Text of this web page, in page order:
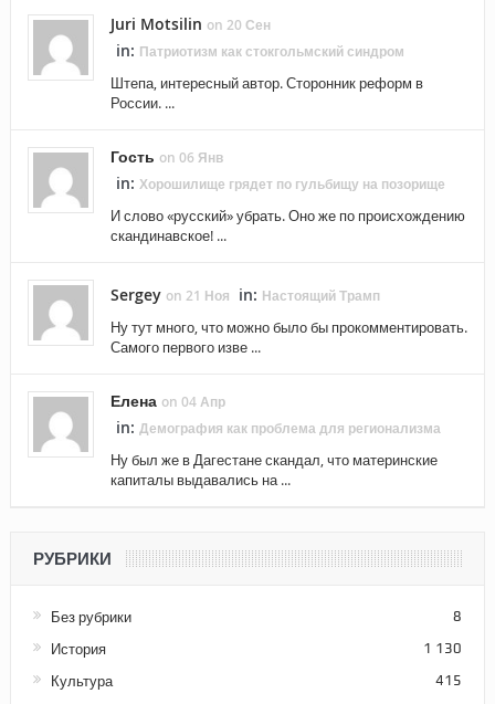
Juri Motsilin on 20 Сен
in: Патриотизм как стокгольмский синдром
Штепа, интересный автор. Сторонник реформ в
России. ...
Гость on 06 Янв
in: Хорошилище грядет по гульбищу на позорище
И слово «русский» убрать. Оно же по происхождению
скандинавское! ...
Sergey on 21 Ноя in: Настоящий Трамп
Ну тут много, что можно было бы прокомментировать.
Самого первого изве ...
Елена on 04 Апр
in: Демография как проблема для регионализма
Ну был же в Дагестане скандал, что материнские
капиталы выдавались на ...
РУБРИКИ
Без рубрики 8
История 1 130
Культура 415